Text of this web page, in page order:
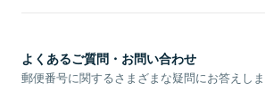
よくあるご質問・お問い合わせ
郵便番号に関するさまざまな疑問にお答えしま